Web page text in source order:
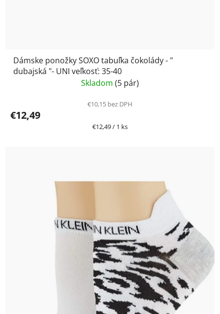
Dámske ponožky SOXO tabuľka čokolády - "
dubajská "- UNI veľkosť: 35-40
Skladom (5 pár)
€10,15 bez DPH
€12,49
Jednotková
€12,49 / 1 ks